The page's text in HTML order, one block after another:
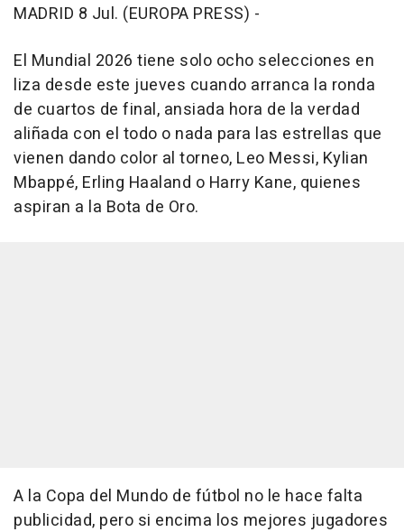
MADRID 8 Jul. (EUROPA PRESS) -
El Mundial 2026 tiene solo ocho selecciones en
liza desde este jueves cuando arranca la ronda
de cuartos de final, ansiada hora de la verdad
aliñada con el todo o nada para las estrellas que
vienen dando color al torneo, Leo Messi, Kylian
Mbappé, Erling Haaland o Harry Kane, quienes
aspiran a la Bota de Oro.
A la Copa del Mundo de fútbol no le hace falta
publicidad, pero si encima los mejores jugadores